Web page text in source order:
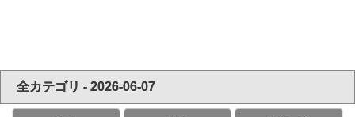
全カテゴリ - 2026-06-07